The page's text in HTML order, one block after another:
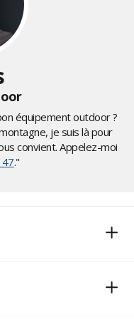
équipement outdoor ?
je suis là pour
convient. Appelez-moi
."